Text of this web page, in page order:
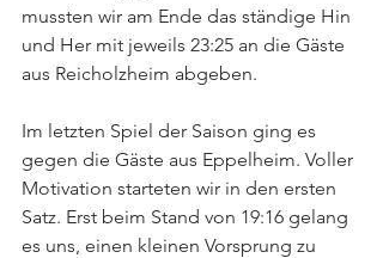
mussten wir am Ende das ständige Hin
und Her mit jeweils 23:25 an die Gäste
aus Reicholzheim abgeben.
Im letzten Spiel der Saison ging es
gegen die Gäste aus Eppelheim. Voller
Motivation starteten wir in den ersten
Satz. Erst beim Stand von 19:16 gelang
es uns, einen kleinen Vorsprung zu